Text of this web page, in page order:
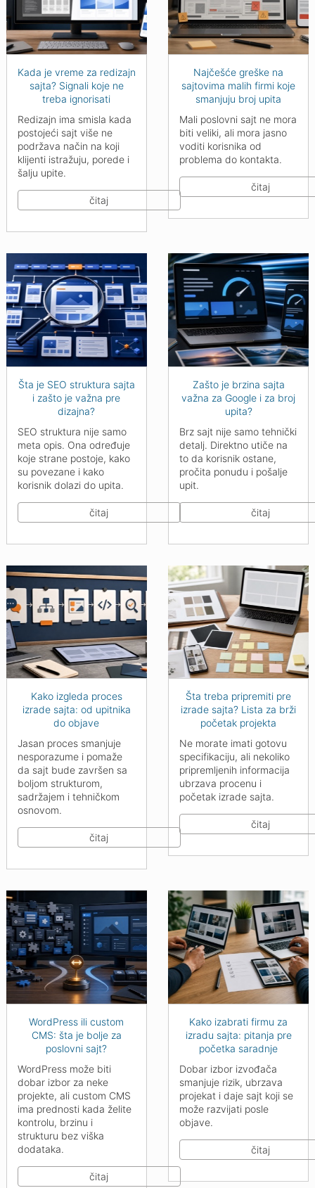
Kada je vreme za redizajn
sajta? Signali koje ne
treba ignorisati
Redizajn ima smisla kada
postojeći sajt više ne
podržava način na koji
klijenti istražuju, porede i
šalju upite.
čitaj
Najčešće greške na
sajtovima malih firmi koje
smanjuju broj upita
Mali poslovni sajt ne mora
biti veliki, ali mora jasno
voditi korisnika od
problema do kontakta.
čitaj
Šta je SEO struktura sajta
i zašto je važna pre
dizajna?
SEO struktura nije samo
meta opis. Ona određuje
koje strane postoje, kako
su povezane i kako
korisnik dolazi do upita.
čitaj
Zašto je brzina sajta
važna za Google i za broj
upita?
Brz sajt nije samo tehnički
detalj. Direktno utiče na
to da korisnik ostane,
pročita ponudu i pošalje
upit.
čitaj
Kako izgleda proces
izrade sajta: od upitnika
do objave
Jasan proces smanjuje
nesporazume i pomaže
da sajt bude završen sa
boljom strukturom,
sadržajem i tehničkom
osnovom.
čitaj
Šta treba pripremiti pre
izrade sajta? Lista za brži
početak projekta
Ne morate imati gotovu
specifikaciju, ali nekoliko
pripremljenih informacija
ubrzava procenu i
početak izrade sajta.
čitaj
WordPress ili custom
CMS: šta je bolje za
poslovni sajt?
WordPress može biti
dobar izbor za neke
projekte, ali custom CMS
ima prednosti kada želite
kontrolu, brzinu i
strukturu bez viška
dodataka.
čitaj
Kako izabrati firmu za
izradu sajta: pitanja pre
početka saradnje
Dobar izbor izvođača
smanjuje rizik, ubrzava
projekat i daje sajt koji se
može razvijati posle
objave.
čitaj